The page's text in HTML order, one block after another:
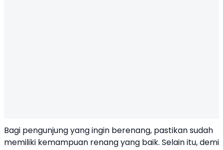
Bagi pengunjung yang ingin berenang, pastikan sudah
memiliki kemampuan renang yang baik. Selain itu, demi